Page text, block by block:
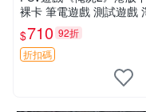
裸卡 筆電遊戲 測試遊戲
模組
$710 92折
折扣碼